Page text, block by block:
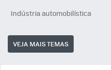
Indústria automobilística
VEJA MAIS TEMAS